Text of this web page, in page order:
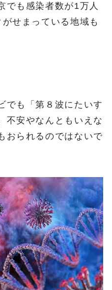
でも感染者数が1万人
せまっている地域も
でも「第８波にたいす
不安やなんともいえな
おられるのではないで